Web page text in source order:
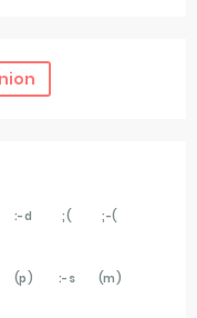
:-d ;( ;-(
(p) :-s (m)